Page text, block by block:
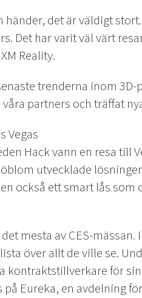
det är väldigt
Det har varit väl värt
Reality.
trenderna inom 3D-
partners och träffat
Vegas
Hack vann en resa till
utvecklade
också ett smart lås
mesta av CES-
över allt de ville se.
för
Eureka, en avdelning